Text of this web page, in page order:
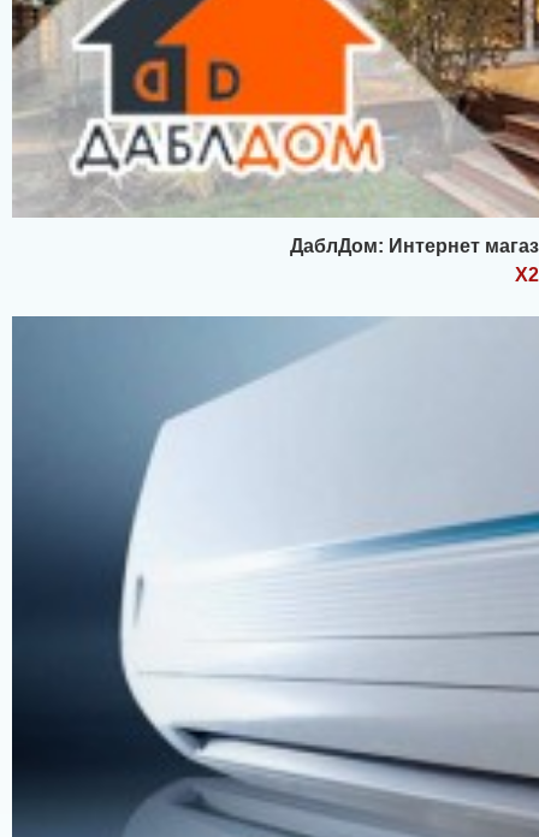
ДаблДом: Интернет